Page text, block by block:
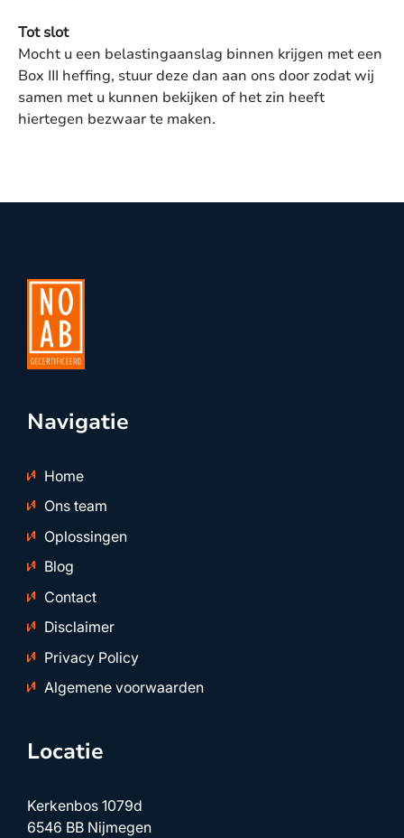
Tot slot
Mocht u een belastingaanslag binnen krijgen met een
Box III heffing, stuur deze dan aan ons door zodat wij
samen met u kunnen bekijken of het zin heeft
hiertegen bezwaar te maken.
Navigatie
Home
Ons team
Oplossingen
Blog
Contact
Disclaimer
Privacy Policy
Algemene voorwaarden
Locatie
Kerkenbos 1079d
6546 BB Nijmegen